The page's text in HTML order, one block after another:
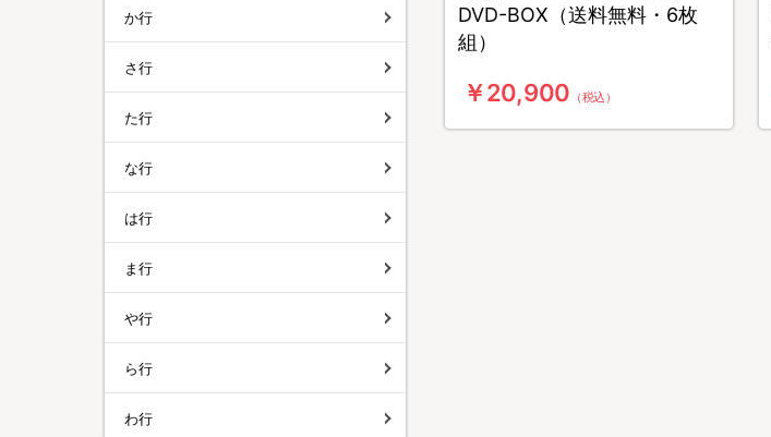
DVD-BOX（送料無料・6枚
組）
￥20,900 （税込）
か行
さ行
た行
な行
は行
ま行
や行
ら行
わ行